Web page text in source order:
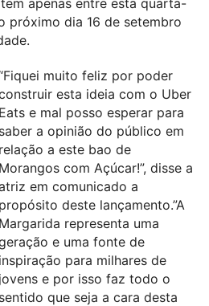
apenas entre esta quarta-
próximo dia 16 de setembro
muito feliz por poder
esta ideia com o Uber
Eats e mal posso esperar para
saber a opinião do público em
relação a este bao de
Morangos com Açúcar!”, disse a
em comunicado a
propósito deste lançamento.”A
Margarida representa uma
e uma fonte de
inspiração para milhares de
jovens e por isso faz todo o
sentido que seja a cara desta